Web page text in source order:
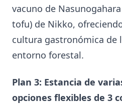
vacuno de
tofu) de Nikko,
cultura gastronómica de
entorno forestal.
Plan 3: Estancia de
opciones flexibles de 3